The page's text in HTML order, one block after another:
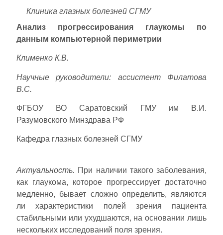
Клиника глазных болезней СГМУ
Анализ прогрессирования глаукомы по
данным компьютерной периметрии
Клименко К.В.
Научные руководители: ассистент Филатова
В.С.
ФГБОУ ВО Саратовский ГМУ им В.И.
Разумовского Минздрава РФ
Кафедра глазных болезней СГМУ
Актуальность. При наличии такого заболевания,
как глаукома, которое прогрессирует достаточно
медленно, бывает сложно определить, являются
ли характеристики полей зрения пациента
стабильными или ухудшаются, на основании лишь
нескольких исследований поля зрения.